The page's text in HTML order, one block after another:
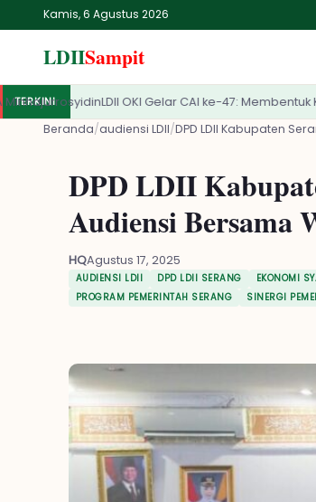
Kamis, 6 Agustus 2026
LDIISampit
LDIISampit ✕
Beranda
LDII
Renungan
IPTEK
Kegiatan
Pengumuman
TERKINI
Gelar CAI ke-47: Membentuk Karakter Pemuda
Beranda/audiensi LDII/DPD LDII Kabupaten
DPD LDII
Audiensi Bersama
HQAgustus 17, 2025
AUDIENSI LDII DPD LDII SERANG EKONOMI
PROGRAM PEMERINTAH SERANG
SINERGI